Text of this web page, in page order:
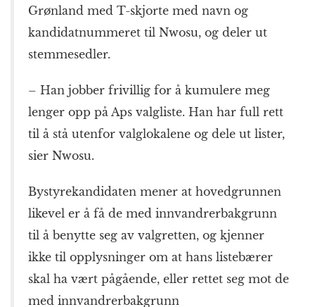
Grønland med T-skjorte med navn og
kandidatnummeret til Nwosu, og deler ut
stemmesedler.
– Han jobber frivillig for å kumulere meg
lenger opp på Aps valgliste. Han har full rett
til å stå utenfor valglokalene og dele ut lister,
sier Nwosu.
Bystyrekandidaten mener at hovedgrunnen
likevel er å få de med innvandrerbakgrunn
til å benytte seg av valgretten, og kjenner
ikke til opplysninger om at hans listebærer
skal ha vært pågående, eller rettet seg mot de
med innvandrerbakgrunn